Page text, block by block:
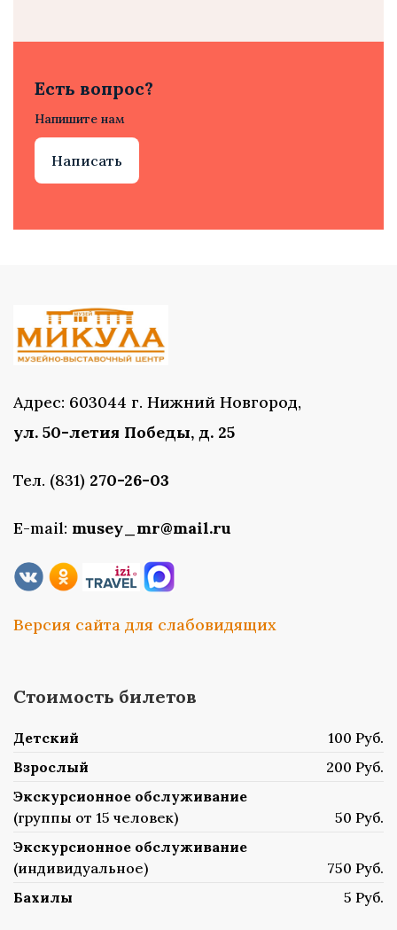
Есть вопрос?
Напишите нам
Написать
Адрес: 603044 г. Нижний Новгород,
ул. 50-летия Победы, д. 25
Тел. (831) 270-26-03
E-mail: musey_mr@mail.ru
Версия сайта для слабовидящих
Стоимость билетов
Детский
100 Руб.
Взрослый
200 Руб.
Экскурсионное обслуживание
(группы от 15 человек)
50 Руб.
Экскурсионное обслуживание
(индивидуальное)
750 Руб.
Бахилы
5 Руб.